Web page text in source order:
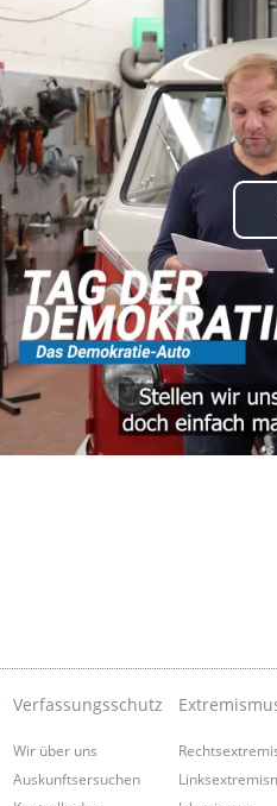
Verfassungsschutz
Wir über uns
Auskunftsersuchen